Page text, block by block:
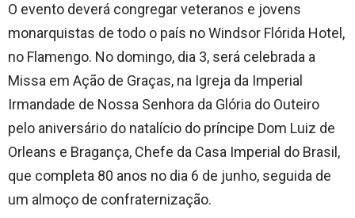
O evento deverá congregar veteranos e jovens
monarquistas de todo o país no Windsor Flórida Hotel,
no Flamengo. No domingo, dia 3, será celebrada a
Missa em Ação de Graças, na Igreja da Imperial
Irmandade de Nossa Senhora da Glória do Outeiro
pelo aniversário do natalício do príncipe Dom Luiz de
Orleans e Bragança, Chefe da Casa Imperial do Brasil,
que completa 80 anos no dia 6 de junho, seguida de
um almoço de confraternização.